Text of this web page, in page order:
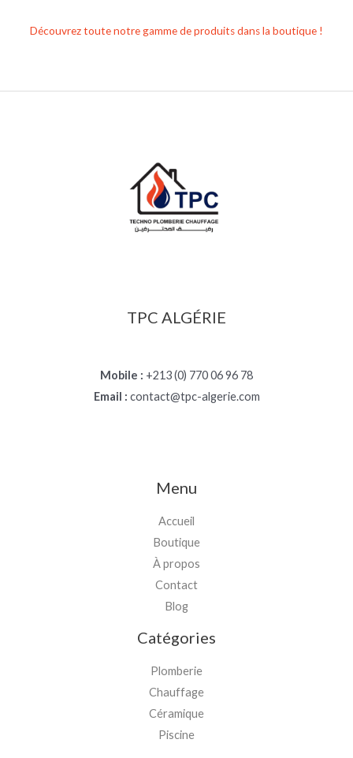
Découvrez toute notre gamme de produits dans la boutique !
TPC ALGÉRIE
Mobile : +213 (0) 770 06 96 78
Email : contact@tpc-algerie.com
Menu
Accueil
Boutique
À propos
Contact
Blog
Catégories
Plomberie
Chauffage
Céramique
Piscine